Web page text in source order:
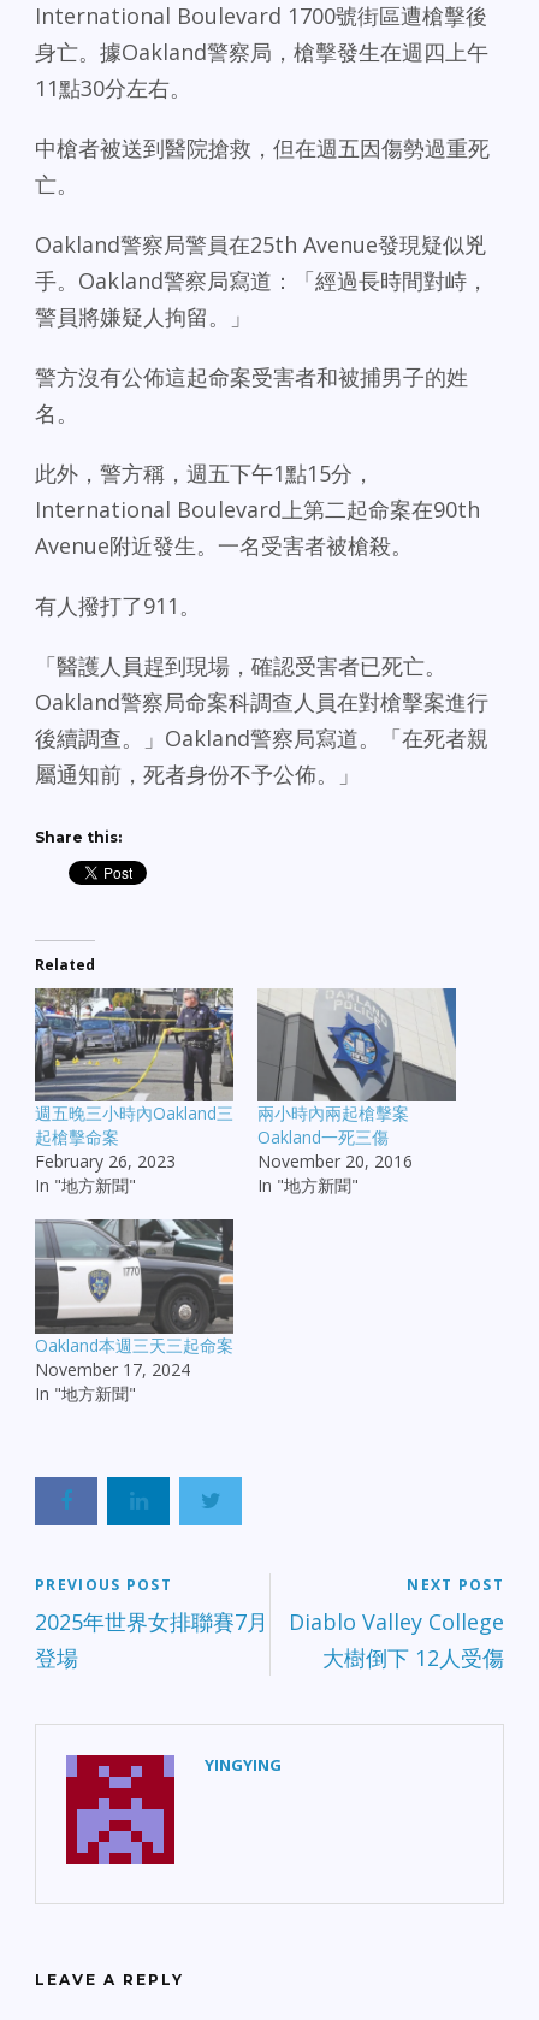
International Boulevard 1700號街區遭槍擊後
身亡。據Oakland警察局，槍擊發生在週四上午
11點30分左右。
中槍者被送到醫院搶救，但在週五因傷勢過重死
亡。
Oakland警察局警員在25th Avenue發現疑似兇
手。Oakland警察局寫道：「經過長時間對峙，
警員將嫌疑人拘留。」
警方沒有公佈這起命案受害者和被捕男子的姓
名。
此外，警方稱，週五下午1點15分，
International Boulevard上第二起命案在90th
Avenue附近發生。一名受害者被槍殺。
有人撥打了911。
「醫護人員趕到現場，確認受害者已死亡。
Oakland警察局命案科調查人員在對槍擊案進行
後續調查。」Oakland警察局寫道。「在死者親
屬通知前，死者身份不予公佈。」
Share this:
Related
週五晚三小時內Oakland三
起槍擊命案
February 26, 2023
In "地方新聞"
兩小時內兩起槍擊案
Oakland一死三傷
November 20, 2016
In "地方新聞"
Oakland本週三天三起命案
November 17, 2024
In "地方新聞"
PREVIOUS POST
2025年世界女排聯賽7月
登場
NEXT POST
Diablo Valley College
大樹倒下 12人受傷
YINGYING
LEAVE A REPLY